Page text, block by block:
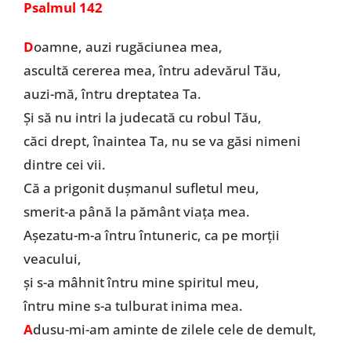
Psalmul 142
Doamne, auzi rugăciunea mea,
ascultă cererea mea, întru adevărul Tău,
auzi-mă, întru dreptatea Ta.
Și să nu intri la judecată cu robul Tău,
căci drept, înaintea Ta, nu se va găsi nimeni
dintre cei vii.
Că a prigonit dușmanul sufletul meu,
smerit-a până la pământ viața mea.
Așezatu-m-a întru întuneric, ca pe morții
veacului,
și s-a mâhnit întru mine spiritul meu,
întru mine s-a tulburat inima mea.
Adusu-mi-am aminte de zilele cele de demult,